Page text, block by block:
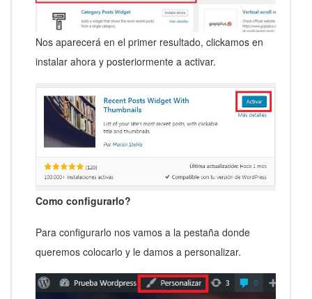
Nos aparecerá en el primer resultado, clickamos en
instalar ahora y posteriormente a activar.
Como configurarlo?
Para configurarlo nos vamos a la pestaña donde
queremos colocarlo y le damos a personalizar.